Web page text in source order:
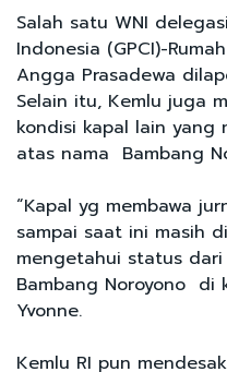
Salah satu WNI
Indonesia (GPCI)-
Angga Prasadewa
Selain itu, Kemlu juga
kondisi kapal lain yang
atas nama Bambang
“Kapal yg membawa
sampai saat ini masih
mengetahui status
Bambang Noroyono di
Yvonne.
Kemlu RI pun